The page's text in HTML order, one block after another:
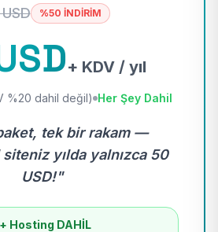
%50 İNDİRİM
+ KDV / yıl
%20 dahil değil) Her Şey Dahil
tek bir rakam —
yılda yalnızca 50
USD!"
Hosting DAHİL